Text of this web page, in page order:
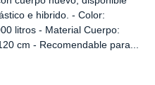
e hibrido. - Color:
litros - Material Cuerpo:
cm - Recomendable para...